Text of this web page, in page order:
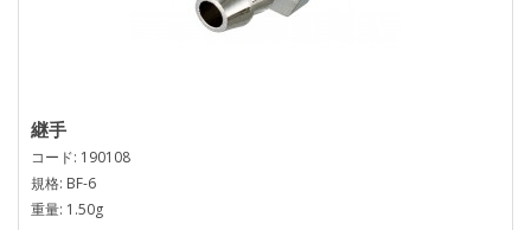
継手
コード: 190108
規格: BF-6
重量: 1.50g